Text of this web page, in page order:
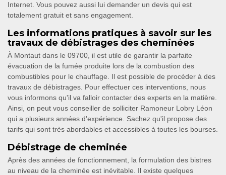
Internet. Vous pouvez aussi lui demander un devis qui est
totalement gratuit et sans engagement.
Les informations pratiques à savoir sur les
travaux de débistrages des cheminées
À Montaut dans le 09700, il est utile de garantir la parfaite
évacuation de la fumée produite lors de la combustion des
combustibles pour le chauffage. Il est possible de procéder à des
travaux de débistrages. Pour effectuer ces interventions, nous
vous informons qu'il va falloir contacter des experts en la matière.
Ainsi, on peut vous conseiller de solliciter Ramoneur Lobry Léon
qui a plusieurs années d'expérience. Sachez qu'il propose des
tarifs qui sont très abordables et accessibles à toutes les bourses.
Débistrage de cheminée
Après des années de fonctionnement, la formulation des bistres
au niveau de la cheminée est inévitable. Il existe quelques